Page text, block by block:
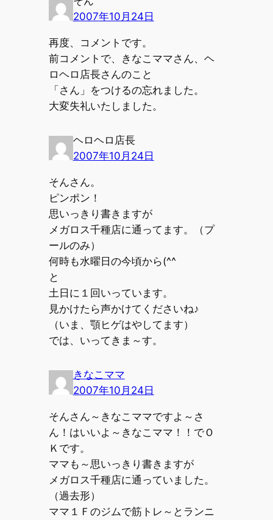
2007年10月24日
再度、コメントです。
前コメントで、きなこママさん、ヘ
ロヘロ店長さんのこと
「さん」をつけるの忘れました。
大変失礼いたしました。
ヘロヘロ店長
2007年10月24日
そんさん。
ピンポン！
思いっきり書きますが
メガロス千種店に通ってます。（プ
ールのみ）
何時も水曜日の今頃から(^^ゞ
と
土日に１回いっています。
見かけたら声かけてくださいね♪
（いま、顎ヒゲはやしてます）
では、いってきま～す。
きなこママ
2007年10月24日
そんさん～きなこママですよ～さ
ん！はいいよ～きなこママ！！でＯ
Ｋです。
ママも～思いっきり書きますが
メガロス千種店に通っていました。
（過去形）
ママ１Ｆのジムで筋トレ～とランニ